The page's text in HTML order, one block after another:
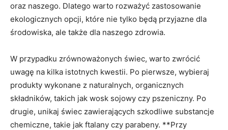
oraz naszego. ⁣Dlatego ⁣warto rozważyć​ zastosowanie
ekologicznych opcji,‌ które nie tylko będą⁢ przyjazne dla
środowiska, ale także dla naszego zdrowia.
W‌ przypadku ⁣zrównoważonych świec, warto‍ zwrócić
uwagę na kilka istotnych kwestii. Po pierwsze, wybieraj
produkty wykonane z⁣ naturalnych, organicznych
składników, takich jak wosk sojowy czy pszeniczny. Po
drugie, ⁤unikaj świec zawierających szkodliwe​ substancje
chemiczne, takie jak ftalany czy parabeny. **Przy